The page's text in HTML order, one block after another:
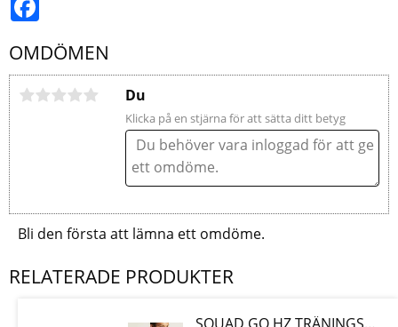
OMDÖMEN
Du
Klicka på en stjärna för att sätta ditt betyg
Bli den första att lämna ett omdöme.
RELATERADE PRODUKTER